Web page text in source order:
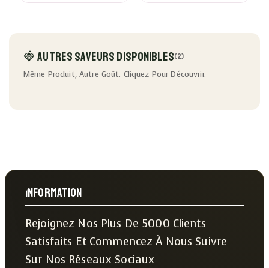
🍓 Autres Saveurs Disponibles(2)
Même Produit, Autre Goût. Cliquez Pour Découvrir.
Information
Rejoignez Nos Plus De 5000 Clients
Satisfaits Et Commencez À Nous Suivre
Sur Nos Réseaux Sociaux